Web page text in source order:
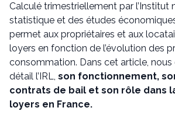
Calculé trimestriellement par l’Institut
statistique et des études économiques
permet aux propriétaires et aux
loyers en fonction de l’évolution des
consommation. Dans cet article, nous
détail l’IRL, son fonctionnement,
contrats de bail et son rôle dans
loyers en France.